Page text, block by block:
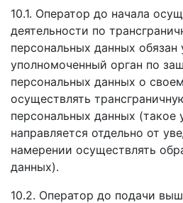
10.1. Оператор до начала
деятельности по
персональных данных обязан
уполномоченный орган по
персональных данных о
осуществлять
персональных данных (такое
направляется отдельно от
намерении осуществлять
данных).
10.2. Оператор до подачи